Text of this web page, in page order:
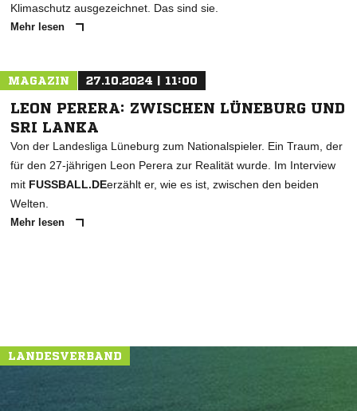
Klimaschutz ausgezeichnet. Das sind sie.
Mehr lesen
MAGAZIN 27.10.2024 | 11:00
LEON PERERA: ZWISCHEN LÜNEBURG UND
SRI LANKA
Von der Landesliga Lüneburg zum Nationalspieler. Ein Traum, der
für den 27-jährigen Leon Perera zur Realität wurde. Im Interview
mit FUSSBALL.DEerzählt er, wie es ist, zwischen den beiden
Welten.
Mehr lesen
LANDESVERBAND